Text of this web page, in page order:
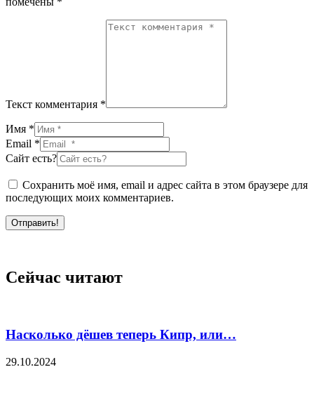
Текст комментария *
Имя *
Email *
Сайт есть?
Сохранить моё имя, email и адрес сайта в этом браузере для
последующих моих комментариев.
Отправить!
Сейчас читают
Насколько дёшев теперь Кипр, или…
29.10.2024